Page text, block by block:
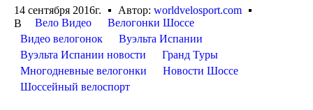
14 сентября 2016г.
Автор: worldvelosport.com
В
Вело Видео
Велогонки Шоссе
Видео велогонок
Вуэльта Испании
Вуэльта Испании новости
Гранд Туры
Многодневные велогонки
Новости Шоссе
Шоссейный велоспорт